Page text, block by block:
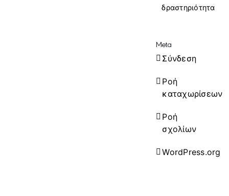
δραστηριότητα
Meta
Σύνδεση
Ροή
καταχωρίσεων
Ροή
σχολίων
WordPress.org